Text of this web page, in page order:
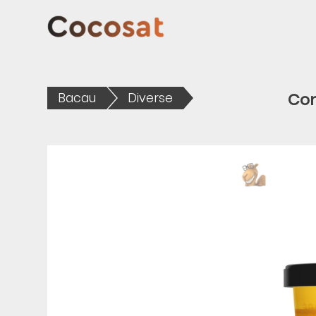
Bacau Diverse